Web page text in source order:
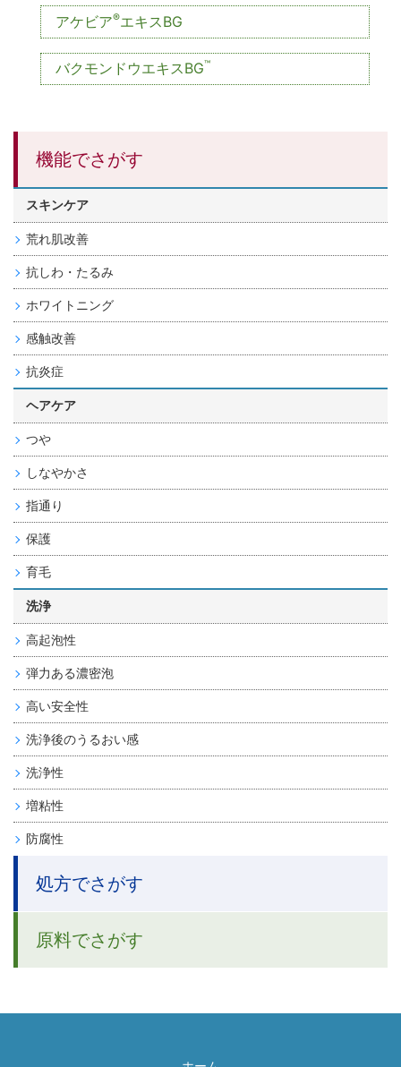
アケビア®エキスBG
バクモンドウエキスBG™
機能でさがす
スキンケア
荒れ肌改善
抗しわ・たるみ
ホワイトニング
感触改善
抗炎症
ヘアケア
つや
しなやかさ
指通り
保護
育毛
洗浄
高起泡性
弾力ある濃密泡
高い安全性
洗浄後のうるおい感
洗浄性
増粘性
防腐性
処方でさがす
原料でさがす